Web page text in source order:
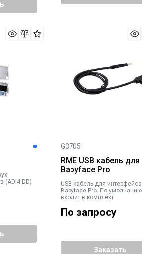
(ADI4 DD)
G3705
RME USB кабель для
Babyface Pro
USB кабель для интерфейса
Babyface Pro. По умолчанию
входит в комплект
По запросу
Заказать